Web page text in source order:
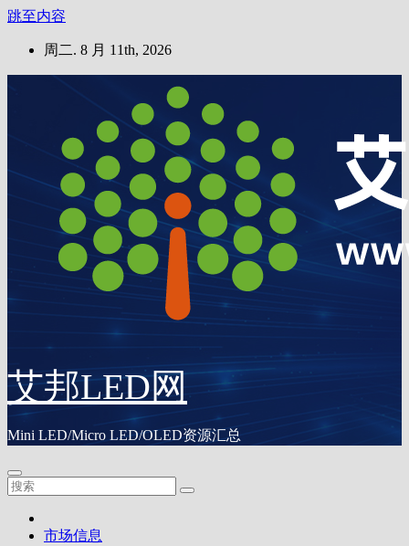
跳至内容
周二. 8 月 11th, 2026
艾邦LED网
Mini LED/Micro LED/OLED资源汇总
市场信息